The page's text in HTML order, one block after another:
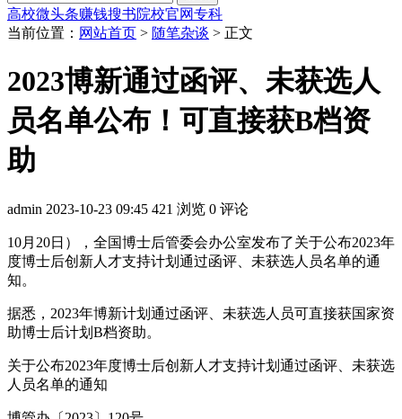
高校微头条赚钱搜书院校官网专科
当前位置： 网站首页 > 随笔杂谈 > 正文
2023博新通过函评、未获选人
员名单公布！可直接获B档资
助
admin 2023-10-23 09:45 421 浏览 0 评论
10月20日），全国博士后管委会办公室发布了关于公布2023年
度博士后创新人才支持计划通过函评、未获选人员名单的通
知。
据悉，2023年博新计划通过函评、未获选人员可直接获国家资
助博士后计划B档资助。
关于公布2023年度博士后创新人才支持计划通过函评、未获选
人员名单的通知